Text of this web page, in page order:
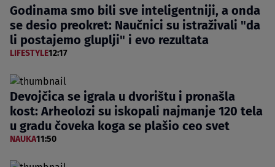
Godinama smo bili sve inteligentniji, a onda
se desio preokret: Naučnici su istraživali "da
li postajemo gluplji" i evo rezultata
LIFESTYLE12:17
Devojčica se igrala u dvorištu i pronašla
kost: Arheolozi su iskopali najmanje 120 tela
u gradu čoveka koga se plašio ceo svet
NAUKA11:50